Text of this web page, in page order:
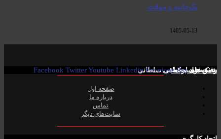
یک‌جانبه و موقت
1405-05-13
صفحە فیسبوک! ​
رفیق فواد مصطفی سلطانی
شبکە های اجتماعی Facebook TwitterYoutube Linkedin Envelope Rss
صفحە اول
دربارە ما
تماس
سایت‌های دیگر